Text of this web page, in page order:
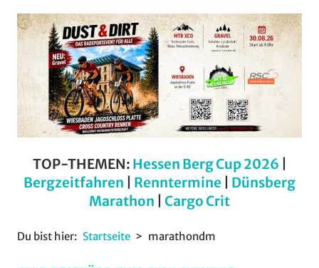
TOP-THEMEN: Hessen Berg Cup 2026
Bergzeitfahren
Renntermine
Dünsberg
Marathon
Cargo Crit
Du bist hier: Startseite marathondm